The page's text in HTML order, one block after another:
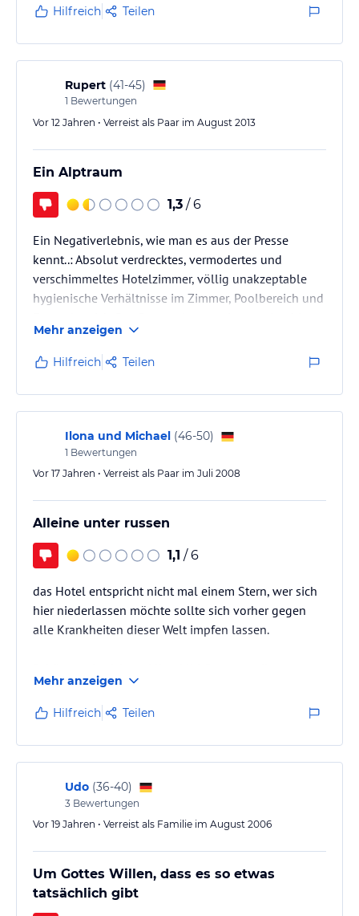
Hilfreich Teilen
Rupert (41-45)
1 Bewertungen
Vor 12 Jahren • Verreist als Paar im August 2013
Ein Alptraum
1,3 / 6
Ein Negativerlebnis, wie man es aus der Presse
kennt..: Absolut verdrecktes, vermodertes und
verschimmeltes Hotelzimmer, völlig unakzeptable
hygienische Verhältnisse im Zimmer, Poolbereich und
ignorant unbehilflich. Der Strandzugang führt durch
eine verfallene Unterführung unter einer stark
befahrenen Hauptstrasse zum ungesäuberten, von
offen liegenden ins Meer führenden Abwasserrohren
durchzogenen Kiesstrand. Das Hotel liegt 11 km
außerhalb von Alanya...Taxis sind…
Mehr anzeigen
Hilfreich Teilen
Ilona und Michael (46-50)
1 Bewertungen
Vor 17 Jahren • Verreist als Paar im Juli 2008
Alleine unter russen
1,1 / 6
das Hotel entspricht nicht mal einem Stern, wer sich
hier niederlassen möchte sollte sich vorher gegen
alle Krankheiten dieser Welt impfen lassen.
Hotel, es ist nur etwas für Überlebenskünstler (oder
Bürger aus dem tiefsten Russischen Reich).
PS wir beide waren von diesem Urlaub so geschockt,
das wir sofort nach der Heimreise einen Anwalt
aufsuchten um etwaige Schadensansprüche geltend
zu machen, auch wenn dieser Reiseveranstalter uns
nach 4 Tagen umbuchte und wir…
Mehr anzeigen
Hilfreich Teilen
Udo (36-40)
3 Bewertungen
Vor 19 Jahren • Verreist als Familie im August 2006
Um Gottes Willen, dass es so etwas
tatsächlich gibt